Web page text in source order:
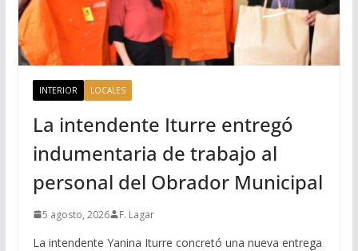
INTERIOR LOCALES
La intendente Iturre entregó
indumentaria de trabajo al
personal del Obrador Municipal
5 agosto, 2026 F. Lagar
La intendente Yanina Iturre concretó una nueva entrega